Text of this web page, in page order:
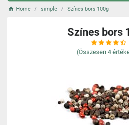
Home simple Színes bors 100g
Színes bors
(Összesen 4